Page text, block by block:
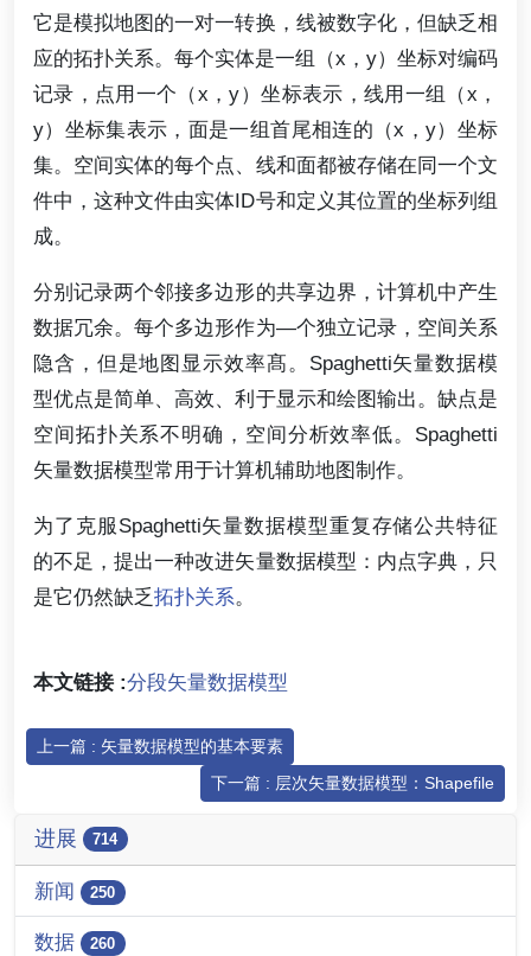
它是模拟地图的一对一转换，线被数字化，但缺乏相
应的拓扑关系。每个实体是一组（x，y）坐标对编码
记录，点用一个（x，y）坐标表示，线用一组（x，
y）坐标集表示，面是一组首尾相连的（x，y）坐标
集。空间实体的每个点、线和面都被存储在同一个文
件中，这种文件由实体ID号和定义其位置的坐标列组
成。
分别记录两个邻接多边形的共享边界，计算机中产生
数据冗余。每个多边形作为—个独立记录，空间关系
隐含，但是地图显示效率髙。Spaghetti矢量数据模
型优点是简单、高效、利于显示和绘图输出。缺点是
空间拓扑关系不明确，空间分析效率低。Spaghetti
矢量数据模型常用于计算机辅助地图制作。
为了克服Spaghetti矢量数据模型重复存储公共特征
的不足，提出一种改进矢量数据模型：内点字典，只
是它仍然缺乏拓扑关系。
本文链接 :分段矢量数据模型
上一篇 : 矢量数据模型的基本要素
下一篇 : 层次矢量数据模型：Shapefile
进展 714
新闻 250
数据 260